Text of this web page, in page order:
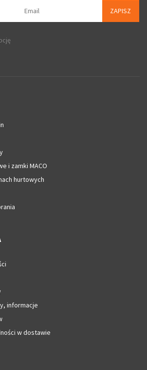
ZAPISZ
i zamki MACO
hurtowych
informacje
w dostawie